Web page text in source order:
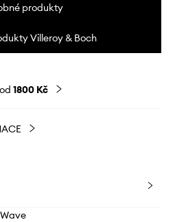
produkty
Villeroy & Boch
1800 Kč